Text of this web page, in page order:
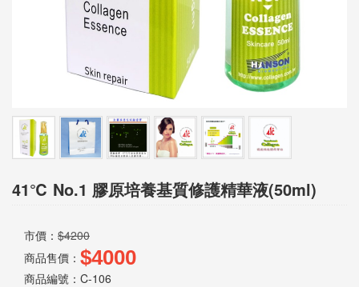
園
地
購
41℃ No.1 膠原培養基質修護精華液(50ml)
市價： $4200
商品售價： $4000
商品編號：C-106